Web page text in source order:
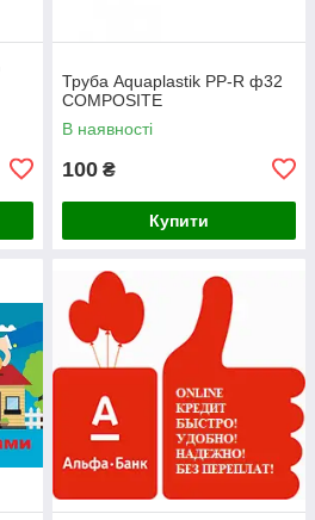
Труба Aquaplastik PP-R ф32
COMPOSITE
В наявності
100 ₴
Купити